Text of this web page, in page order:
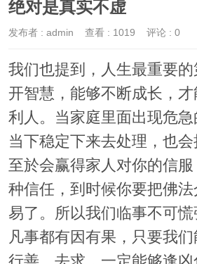
绝对是真实不虚
发布者 : admin 查看 : 1019 评论 : 0
我们也提到，人生最重要
开智慧，能够不断成长，
利人。当家庭里面出现危
当下稳定下来去处理，也
至於会赢得家人对你的信
种信任，到时候你要把佛
易了。所以我们临事不可慌
凡事都有因有果，只要我